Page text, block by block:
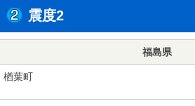
震度2
福島県
楢葉町